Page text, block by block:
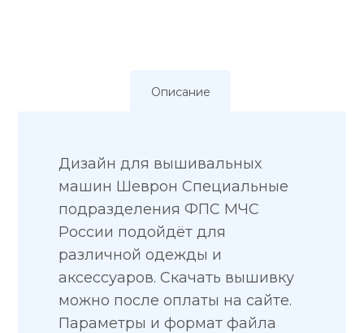
Описание
Дизайн для вышивальных
машин Шеврон Специальные
подразделения ФПС МЧС
России подойдёт для
различной одежды и
аксессуаров. Скачать вышивку
можно после оплаты на сайте.
Параметры и формат файла